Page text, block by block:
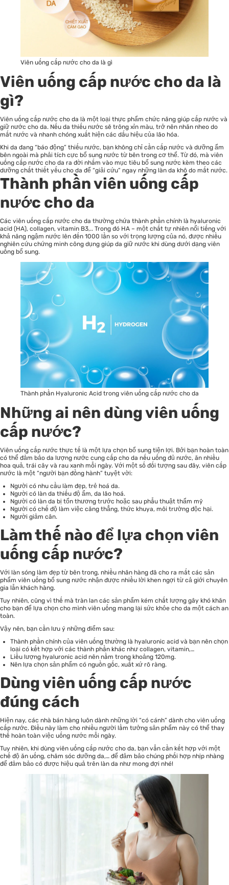
Viên uống cấp nước cho da là gì
Viên uống cấp nước cho da là
gì?
Viên uống cấp nước cho da là một loại thực phẩm chức năng giúp cấp nước và
giữ nước cho da. Nếu da thiếu nước sẽ trông xỉn màu, trở nên nhăn nheo do
mất nước và nhanh chóng xuất hiện các dấu hiệu của lão hóa.
Khi da đang “báo động” thiếu nước, bạn không chỉ cần cấp nước và dưỡng ẩm
bên ngoài mà phải tích cực bổ sung nước từ bên trong cơ thể. Từ đó, mà viên
uống cấp nước cho da ra đời nhắm vào mục tiêu bổ sung nước kèm theo các
dưỡng chất thiết yếu cho da để “giải cứu” ngay những làn da khô do mất nước.
Thành phần viên uống cấp
nước cho da
Các viên uống cấp nước cho da thường chứa thành phần chính là hyaluronic
acid (HA), collagen, vitamin B3,.. Trong đó HA – một chất tự nhiên nổi tiếng với
khả năng ngậm nước lên đến 1000 lần so với trọng lượng của nó, được nhiều
nghiên cứu chứng minh công dụng giúp da giữ nước khi dùng dưới dạng viên
uống bổ sung.
Thành phần Hyaluronic Acid trong viên uống cấp nước cho da
Những ai nên dùng viên uống
cấp nước?
Viên uống cấp nước thực tế là một lựa chọn bổ sung tiện lợi. Bởi bạn hoàn toàn
có thể đảm bảo da lượng nước cung cấp cho da nếu uống đủ nước, ăn nhiều
hoa quả, trái cây và rau xanh mỗi ngày. Với một số đối tượng sau đây, viên cấp
nước là một “người bạn đồng hành” tuyệt vời:
Người có nhu cầu làm đẹp, trẻ hoá da.
Người có làn da thiếu độ ẩm, da lão hoá.
Người có làn da bị tổn thương trước hoặc sau phẫu thuật thẩm mỹ
Người có chế độ làm việc căng thẳng, thức khuya, môi trường độc hại.
Người giảm cân.
Làm thế nào để lựa chọn viên
uống cấp nước?
Với làn sóng làm đẹp từ bên trong, nhiều nhãn hàng đã cho ra mắt các sản
phẩm viên uống bổ sung nước nhận được nhiều lời khen ngợi từ cả giới chuyên
gia lẫn khách hàng.
Tuy nhiên, cũng vì thế mà tràn lan các sản phẩm kém chất lượng gây khó khăn
cho bạn để lựa chọn cho mình viên uống mang lại sức khỏe cho da một cách an
toàn.
Vậy nên, bạn cần lưu ý những điểm sau:
Thành phần chính của viên uống thường là hyaluronic acid và bạn nên chọn
loại có kết hợp với các thành phần khác như collagen, vitamin,…
Liều lượng hyaluronic acid nên nằm trong khoảng 120mg.
Nên lựa chọn sản phẩm có nguồn gốc, xuất xứ rõ ràng.
Dùng viên uống cấp nước
đúng cách
Hiện nay, các nhà bán hàng luôn dành những lời “có cánh” dành cho viên uống
cấp nước. Điều này làm cho nhiều người lầm tưởng sản phẩm này có thể thay
thế hoàn toàn việc uống nước mỗi ngày.
Tuy nhiên, khi dùng viên uống cấp nước cho da, bạn vẫn cần kết hợp với một
chế độ ăn uống, chăm sóc dưỡng da,… để đảm bảo chúng phối hợp nhịp nhàng
để đảm bảo có được hiệu quả trên làn da như mong đợi nhé!